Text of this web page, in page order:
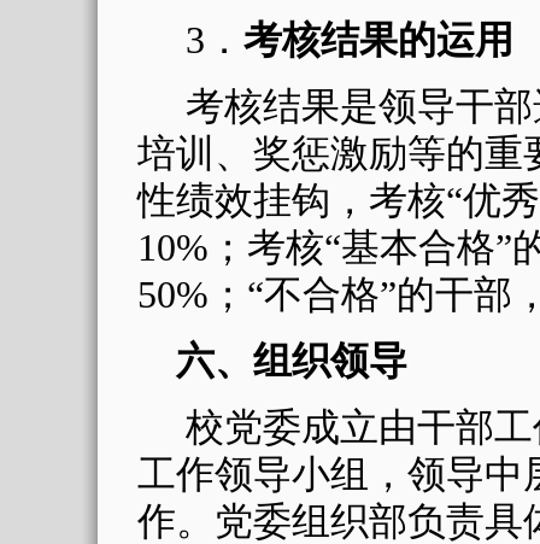
3 ． 考核结果的运用
考核结果是领导干
培训、奖惩激励等的重
性绩效挂钩，考核“优秀
10% ；考核“基本合格”
50% ； “不合格”的干部
六、组织领导
校党委成立由干部
工作领导小组，领导中
作。党委组织部负责具